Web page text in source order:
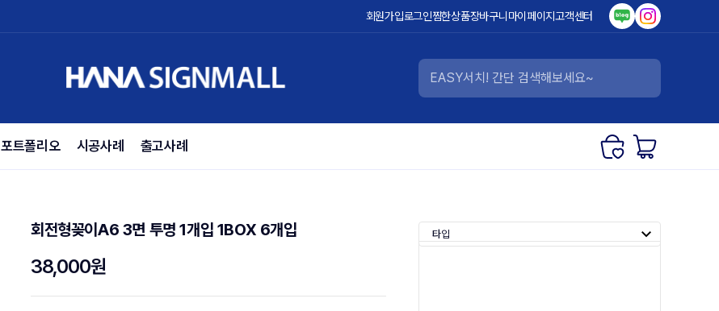
회원가입로그인찜한상품장바구니 마이페이지고객센터
포트폴리오 시공사례 출고사례
회전형꽂이A6 3면 투명 1개입 1BOX 6개입
38,000원
타입